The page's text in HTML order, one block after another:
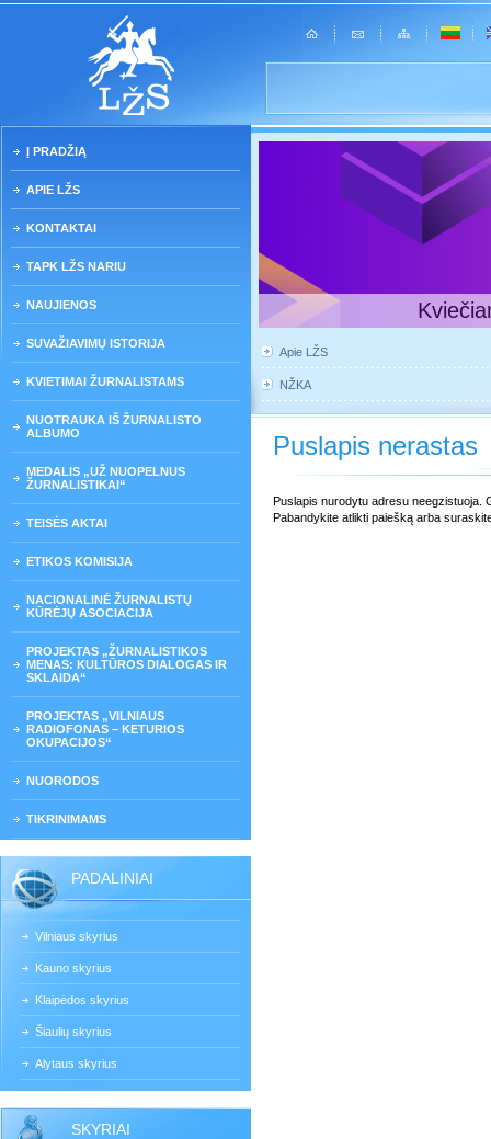
Į PRADŽIĄ
APIE LŽS
KONTAKTAI
TAPK LŽS NARIU
NAUJIENOS
SUVAŽIAVIMŲ ISTORIJA
KVIETIMAI ŽURNALISTAMS
NUOTRAUKA IŠ ŽURNALISTO
ALBUMO
MEDALIS „UŽ NUOPELNUS
ŽURNALISTIKAI“
TEISĖS AKTAI
ETIKOS KOMISIJA
NACIONALINĖ ŽURNALISTŲ
KŪRĖJŲ ASOCIACIJA
PROJEKTAS „ŽURNALISTIKOS
MENAS: KULTŪROS DIALOGAS IR
SKLAIDA“
PROJEKTAS „VILNIAUS
RADIOFONAS – KETURIOS
OKUPACIJOS“
NUORODOS
TIKRINIMAMS
PADALINIAI
Vilniaus skyrius
Kauno skyrius
Klaipėdos skyrius
Šiaulių skyrius
Alytaus skyrius
SKYRIAI
Apie LŽS
NŽKA
Puslapis nerastas
Puslapis nurodytu adresu neegzistuoja.
Pabandykite atlikti paiešką arba